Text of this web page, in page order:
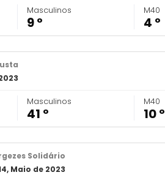
Masculinos
9 º
M40
4 º
Masculinos
41 º
M40
10 º
Solidário
Maio de 2023